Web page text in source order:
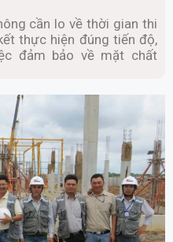
cần lo về thời gian thi
thực hiện đúng tiến độ,
đảm bảo về mặt chất